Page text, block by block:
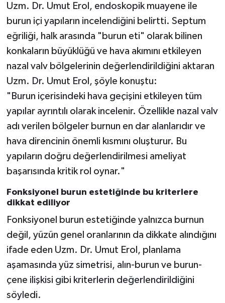
Uzm. Dr. Umut Erol, endoskopik muayene ile
burun içi yapıların incelendiğini belirtti. Septum
eğriliği, halk arasında "burun eti" olarak bilinen
konkaların büyüklüğü ve hava akımını etkileyen
nazal valv bölgelerinin değerlendirildiğini aktaran
Uzm. Dr. Umut Erol, şöyle konuştu:
"Burun içerisindeki hava geçişini etkileyen tüm
yapılar ayrıntılı olarak incelenir. Özellikle nazal valv
adı verilen bölgeler burnun en dar alanlarıdır ve
hava direncinin önemli kısmını oluşturur. Bu
yapıların doğru değerlendirilmesi ameliyat
başarısında kritik rol oynar."
Fonksiyonel burun estetiğinde bu kriterlere
dikkat ediliyor
Fonksiyonel burun estetiğinde yalnızca burnun
değil, yüzün genel oranlarının da dikkate alındığını
ifade eden Uzm. Dr. Umut Erol, planlama
aşamasında yüz simetrisi, alın-burun ve burun-
çene ilişkisi gibi kriterlerin değerlendirildiğini
söyledi.